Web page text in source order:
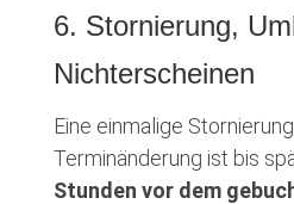
6. Stornierung,
Nichterscheinen
Eine einmalige
Terminänderung ist bis
Stunden vor dem